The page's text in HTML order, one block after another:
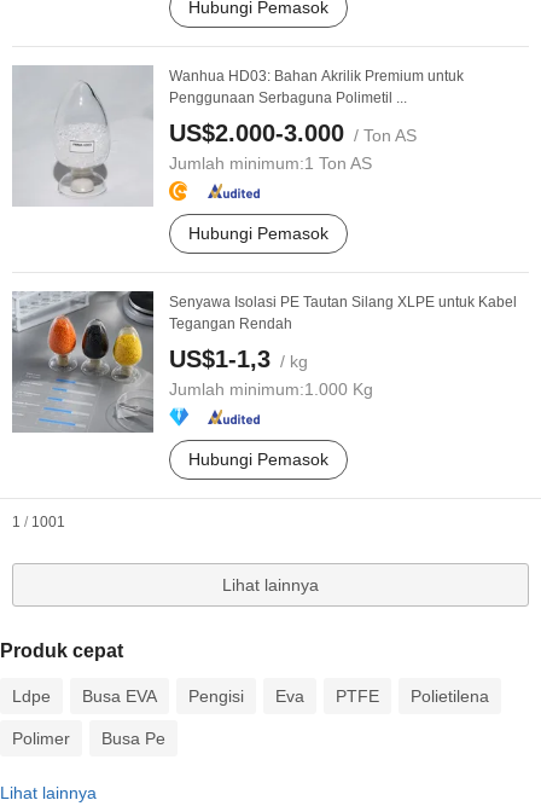
Hubungi Pemasok
Wanhua HD03: Bahan Akrilik Premium untuk
Penggunaan Serbaguna Polimetil ...
US$2.000-3.000 / Ton AS
Jumlah minimum:1 Ton AS
Hubungi Pemasok
Senyawa Isolasi PE Tautan Silang XLPE untuk Kabel
Tegangan Rendah
US$1-1,3 / kg
Jumlah minimum:1.000 Kg
Hubungi Pemasok
1 / 1001
Lihat lainnya
Produk cepat
Ldpe Busa EVA Pengisi Eva PTFE Polietilena
Polimer Busa Pe
Lihat lainnya